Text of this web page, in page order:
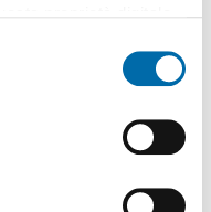
in qualsiasi
o facendo clic
posizione